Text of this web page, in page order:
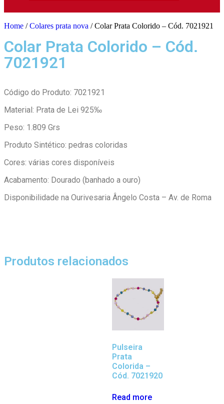
Home /Colares prata nova / Colar Prata Colorido – Cód. 7021921
Colar Prata Colorido – Cód.
7021921
Código do Produto: 7021921
Material: Prata de Lei 925‰
Peso: 1.809 Grs
Produto Sintético: pedras coloridas
Cores: várias cores disponíveis
Acabamento: Dourado (banhado a ouro)
Disponibilidade na Ourivesaria Ângelo Costa – Av. de Roma
Produtos relacionados
Pulseira
Prata
Colorida –
Cód. 7021920
Read more